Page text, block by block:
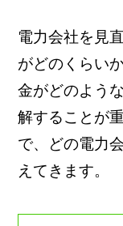
電力会社を見
がどのくらい
金がどのよう
解することが
で、どの電力
えてきます。